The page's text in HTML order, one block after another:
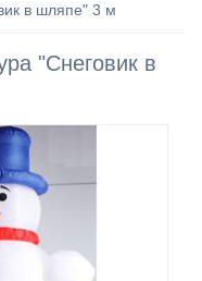
в шляпе" 3 м
"Снеговик в